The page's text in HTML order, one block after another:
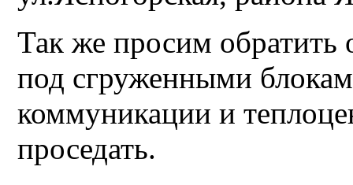
Так же просим обратить
под сгруженными
коммуникации и
проседать.